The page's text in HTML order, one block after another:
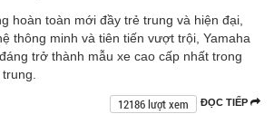
hoàn toàn mới đầy trẻ trung và hiện đại,
thông minh và tiên tiến vượt trội, Yamaha
trở thành mẫu xe cao cấp nhất trong
ĐỌC TIẾP
12186 lượt xem